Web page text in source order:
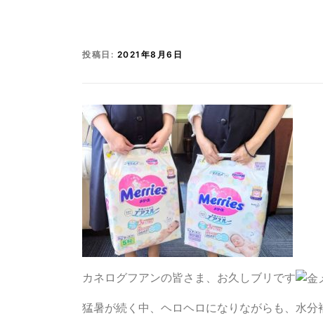
投稿日: 2021年8月6日
カネログフアンの皆さま、お久しブリです
猛暑が続く中、ヘロヘロになりながらも、水分